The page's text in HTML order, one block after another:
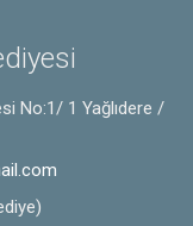
No:1/ 1 Yağlıdere /